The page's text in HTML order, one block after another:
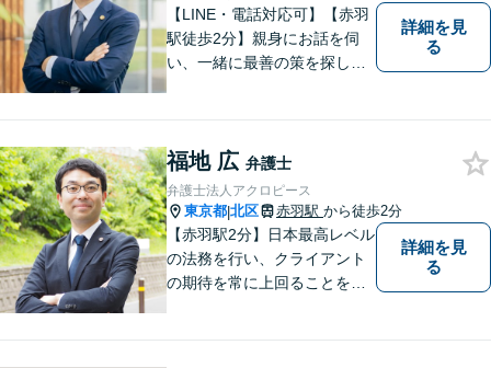
【LINE・電話対応可】【赤羽
駅徒歩2分】親身にお話を伺
い、一緒に最善の策を探しま
護をします。他士業との連携
あり【初回面談無料】
詳細を見
る
福地 広 弁護士
弁護士法人アクロピース
東京都|北区 赤羽駅 から徒歩2分
【赤羽駅2分】日本最高レベル
の法務を行い、クライアント
の期待を常に上回ることを使
詳細を見
る